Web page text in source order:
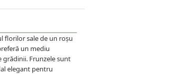
florilor sale de un roșu
un mediu
Frunzele sunt
elegant pentru